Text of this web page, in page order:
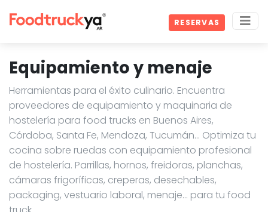
RESERVAS
Equipamiento y menaje
Herramientas para el éxito culinario. Encuentra
proveedores de equipamiento y maquinaria de
hostelería para food trucks en Buenos Aires,
Córdoba, Santa Fe, Mendoza, Tucumán… Optimiza tu
cocina sobre ruedas con equipamiento profesional
de hostelería. Parrillas, hornos, freidoras, planchas,
cámaras frigoríficas, creperas, desechables,
packaging, vestuario laboral, menaje... para tu food